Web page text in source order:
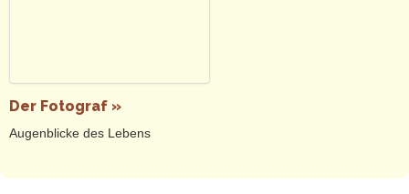
Der Fotograf »
Augenblicke des Lebens